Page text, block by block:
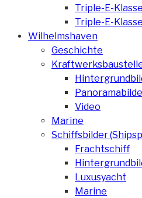
Triple-E-
Triple-E-
Wilhelmshaven
Geschichte
Video
Marine
Schiffsbilder
Frachtschiff
Luxusyacht
Marine